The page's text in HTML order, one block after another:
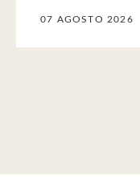
07 AGOSTO 2026